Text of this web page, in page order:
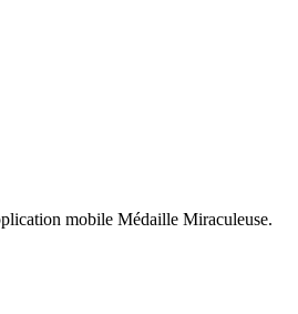
mobile Médaille Miraculeuse.